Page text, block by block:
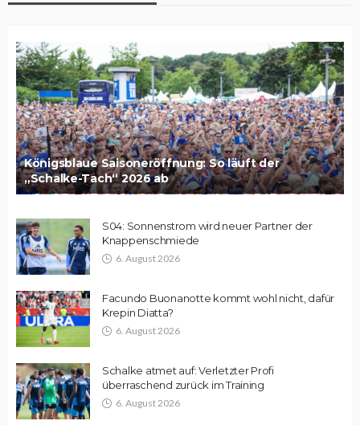
Königsblaue Saisoneröffnung: So läuft der
„Schalke-Tach“ 2026 ab
S04: Sonnenstrom wird neuer Partner der
Knappenschmiede
6. August 2026
Facundo Buonanotte kommt wohl nicht, dafür
Krepin Diatta?
6. August 2026
Schalke atmet auf: Verletzter Profi
überraschend zurück im Training
6. August 2026